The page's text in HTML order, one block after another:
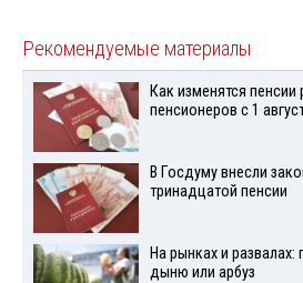
Рекомендуемые материалы
Как изменятся
пенсионеров с 1
В Госдуму внесли
тринадцатой пенсии
На рынках и развалах:
дыню или арбуз